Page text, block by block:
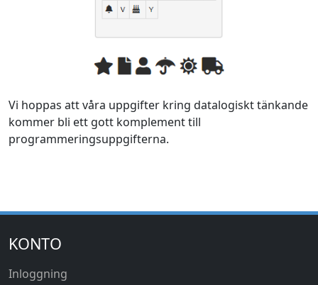
Vi hoppas att våra uppgifter kring datalogiskt tänkande
kommer bli ett gott komplement till
programmeringsuppgifterna.
KONTO
Inloggning